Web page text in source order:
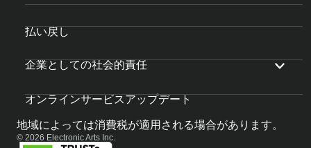
払い戻し
企業としての社会的責任
オンラインサービスアップデート
地域によっては消費税が適用される場合があります。
© 2026 Electronic Arts Inc.